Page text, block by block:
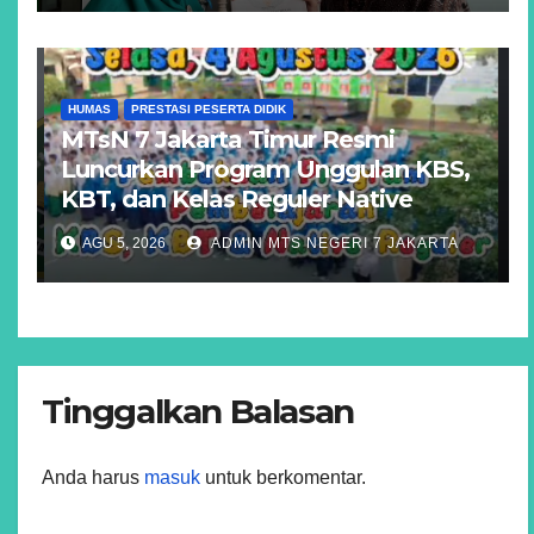
HUMAS PRESTASI PESERTA DIDIK
MTsN 7 Jakarta Timur Resmi
Luncurkan Program Unggulan KBS,
KBT, dan Kelas Reguler Native
AGU 5, 2026 ADMIN MTS NEGERI 7 JAKARTA
Tinggalkan Balasan
Anda harus masuk untuk berkomentar.